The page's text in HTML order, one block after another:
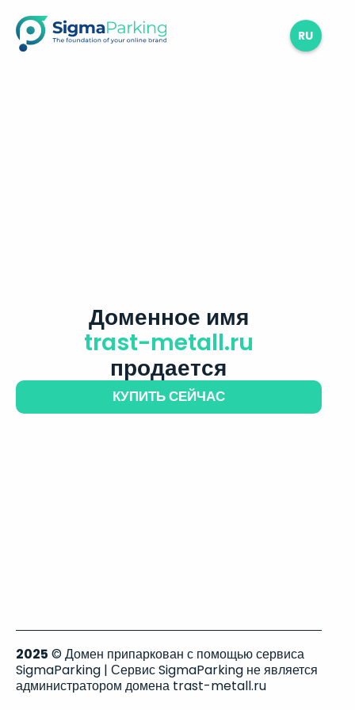
RU
Доменное имя
trast-metall.ru
продается
КУПИТЬ СЕЙЧАС
2025 © Домен припаркован с помощью сервиса
SigmaParking | Сервис SigmaParking не является
администратором домена trast-metall.ru